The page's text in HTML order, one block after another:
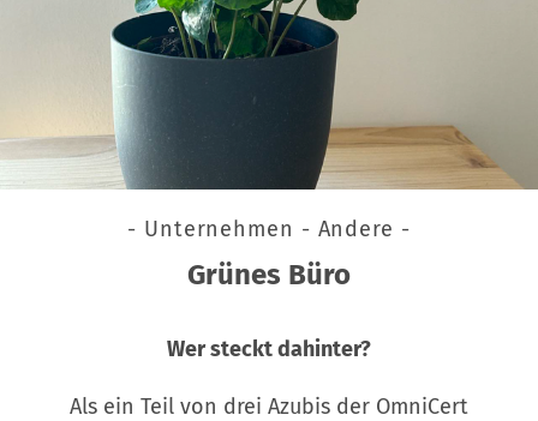
- Unternehmen - Andere -
Grünes Büro
Wer steckt dahinter?
Als ein Teil von drei Azubis der OmniCert